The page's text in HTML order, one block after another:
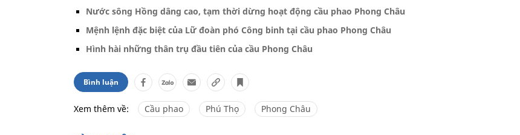
Nước sông Hồng dâng cao, tạm thời dừng hoạt động cầu phao Phong Châu
Mệnh lệnh đặc biệt của Lữ đoàn phó Công binh tại cầu phao Phong Châu
Hình hài những thân trụ đầu tiên của cầu Phong Châu
Bình luận
Xem thêm về: Cầu phao Phú Thọ Phong Châu